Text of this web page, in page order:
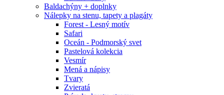
Baldachýny + doplnky
Nálepky na stenu, tapety a plagáty
Forest - Lesný motív
Safari
Oceán - Podmorský svet
Pastelová kolekcia
Vesmír
Mená a nápisy
Tvary
Zvieratá